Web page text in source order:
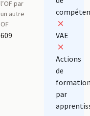
l’OF par
un autre
OF
609 VAE
Actions
de
par